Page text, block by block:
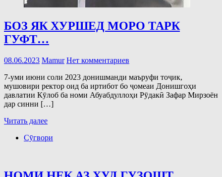
БОЗ ЯК ХУРШЕД МОРО ТАРК
ГУФТ…
08.06.2023 Mamur Нет комментариев
7-уми июни соли 2023 донишманди маъруфи тоҷик,
мушовири ректор оид ба иртибот бо ҷомеаи Донишгоҳи
давлатии Кӯлоб ба номи Абуабдуллоҳи Рӯдакӣ Зафар Мирзоён
дар синни […]
Читать далее
Сӯгвори